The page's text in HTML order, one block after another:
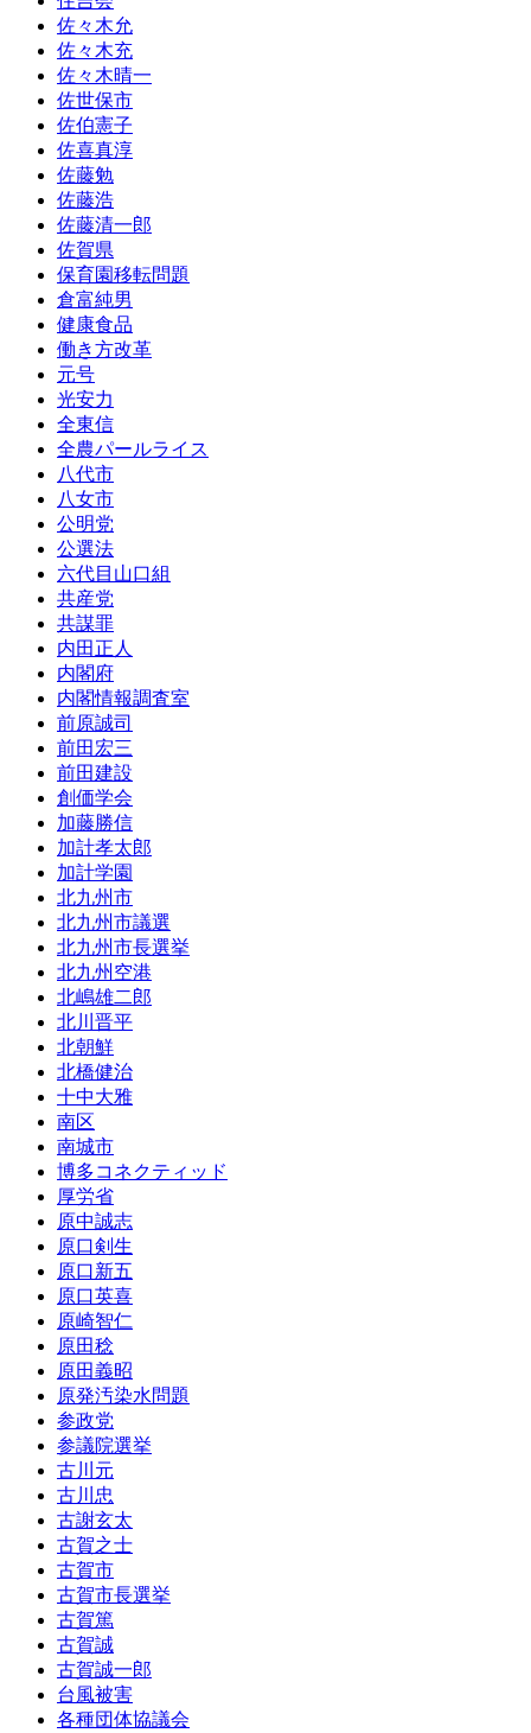
佐々木允
佐々木充
佐々木晴一
佐世保市
佐伯憲子
佐喜真淳
佐藤勉
佐藤浩
佐藤清一郎
佐賀県
保育園移転問題
倉富純男
健康食品
働き方改革
元号
光安力
全東信
全農パールライス
八代市
八女市
公明党
公選法
六代目山口組
共産党
共謀罪
内田正人
内閣府
内閣情報調査室
前原誠司
前田宏三
前田建設
創価学会
加藤勝信
加計孝太郎
加計学園
北九州市
北九州市議選
北九州市長選挙
北九州空港
北嶋雄二郎
北川晋平
北朝鮮
北橋健治
十中大雅
南区
南城市
博多コネクティッド
厚労省
原中誠志
原口剣生
原口新五
原口英喜
原崎智仁
原田稔
原田義昭
原発汚染水問題
参政党
参議院選挙
古川元
古川忠
古謝玄太
古賀之士
古賀市
古賀市長選挙
古賀篤
古賀誠
古賀誠一郎
台風被害
各種団体協議会